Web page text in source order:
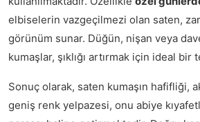
elbiselerin vazgeçilmezi olan saten,
görünüm sunar. Düğün, nişan veya
kumaşlar, şıklığı artırmak için ideal bir
Sonuç olarak, saten kumaşın hafifliği,
geniş renk yelpazesi, onu abiye